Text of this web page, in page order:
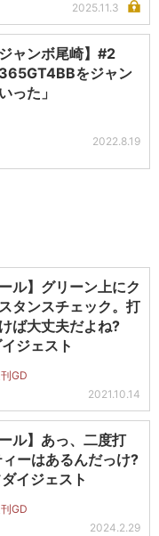
2025.11.3
ャンボ尾崎】#2
365GT4BBをジャン
った」
2022.8.19
ル】グリーン上にク
タンスチェック。打
ば大丈夫だよね?
ジェスト
GD
2021.10.14
ル】あっ、二度打
ーはあるんだっけ?
イジェスト
GD
2024.2.29